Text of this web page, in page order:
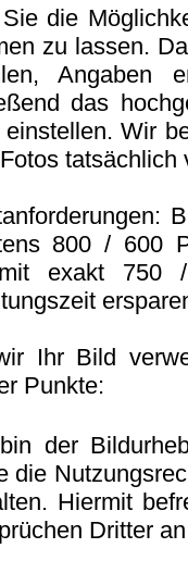
die
zu lassen.
Angaben
das
einstellen. Wir
tatsächlich
800 / 600
exakt 750
Ihr Bild
Punkte:
der
die
Hiermit
Dritter